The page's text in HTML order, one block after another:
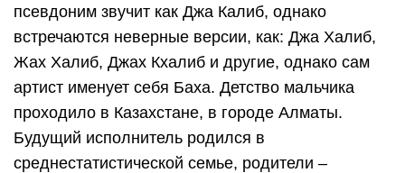
псевдоним звучит как Джа Калиб, однако
встречаются неверные версии, как: Джа Халиб,
Жах Халиб, Джах Кхалиб и другие, однако сам
артист именует себя Баха. Детство мальчика
проходило в Казахстане, в городе Алматы.
Будущий исполнитель родился в
среднестатистической семье, родители –